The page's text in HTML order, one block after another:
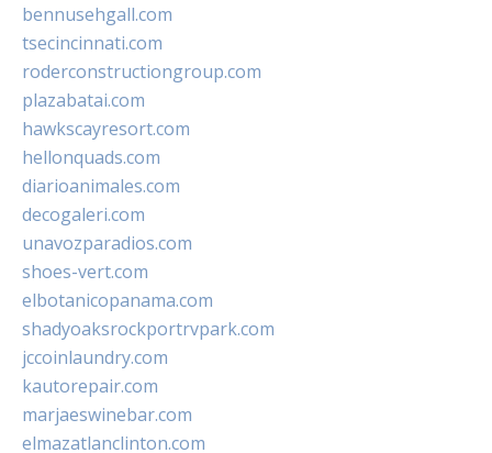
bennusehgall.com
tsecincinnati.com
roderconstructiongroup.com
plazabatai.com
hawkscayresort.com
hellonquads.com
diarioanimales.com
decogaleri.com
unavozparadios.com
shoes-vert.com
elbotanicopanama.com
shadyoaksrockportrvpark.com
jccoinlaundry.com
kautorepair.com
marjaeswinebar.com
elmazatlanclinton.com